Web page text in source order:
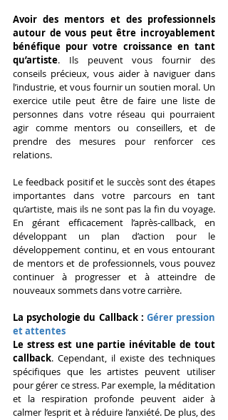
Avoir des mentors et des professionnels
autour de vous peut être incroyablement
bénéfique pour votre croissance en tant
qu’artiste. Ils peuvent vous fournir des
conseils précieux, vous aider à naviguer dans
l’industrie, et vous fournir un soutien moral. Un
exercice utile peut être de faire une liste de
personnes dans votre réseau qui pourraient
agir comme mentors ou conseillers, et de
prendre des mesures pour renforcer ces
relations.
Le feedback positif et le succès sont des étapes
importantes dans votre parcours en tant
qu’artiste, mais ils ne sont pas la fin du voyage.
En gérant efficacement l’après-callback, en
développant un plan d’action pour le
développement continu, et en vous entourant
de mentors et de professionnels, vous pouvez
continuer à progresser et à atteindre de
nouveaux sommets dans votre carrière.
La psychologie du Callback : Gérer pression
et attentes
Le stress est une partie inévitable de tout
callback. Cependant, il existe des techniques
spécifiques que les artistes peuvent utiliser
pour gérer ce stress. Par exemple, la méditation
et la respiration profonde peuvent aider à
calmer l’esprit et à réduire l’anxiété. De plus, des